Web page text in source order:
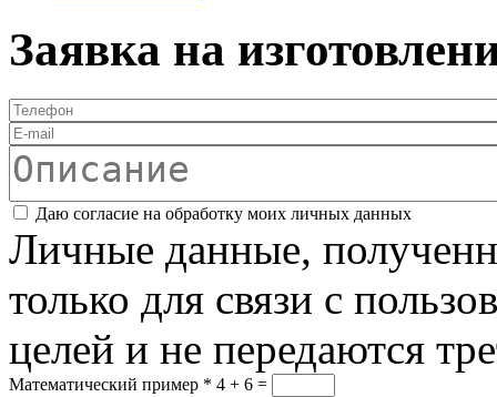
Заявка на
Телефон
E-mail
Описание
Соглашение*
Даю согласие на обработку моих личных данных
Личные данные,
только для связи с
целей и не передаются
Математический пример * 4 + 6 =